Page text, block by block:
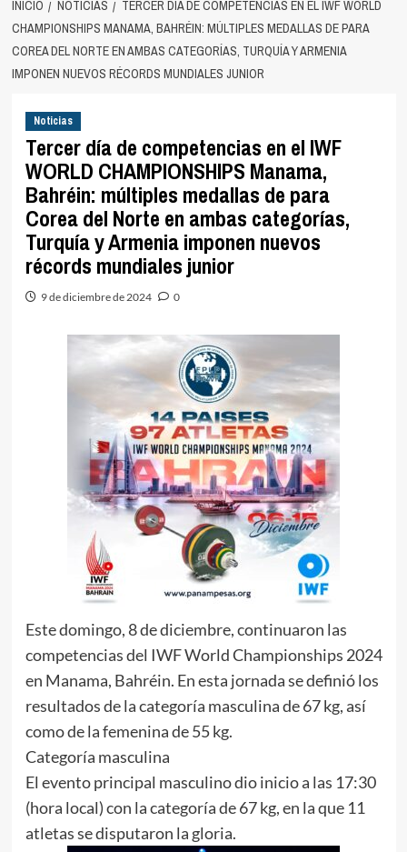
INICIO NOTICIAS
TERCER DÍA DE COMPETENCIAS EN EL IWF WORLD
CHAMPIONSHIPS MANAMA, BAHRÉIN: MÚLTIPLES MEDALLAS DE PARA
COREA DEL NORTE EN AMBAS CATEGORÍAS, TURQUÍA Y ARMENIA
IMPONEN NUEVOS RÉCORDS MUNDIALES JUNIOR
Noticias
Tercer día de competencias en el IWF
WORLD CHAMPIONSHIPS Manama,
Bahréin: múltiples medallas de para
Corea del Norte en ambas categorías,
Turquía y Armenia imponen nuevos
récords mundiales junior
9 de diciembre de 2024 0
Este domingo, 8 de diciembre, continuaron las
competencias del IWF World Championships 2024
en Manama, Bahréin. En esta jornada se definió los
resultados de la categoría masculina de 67 kg, así
como de la femenina de 55 kg.
Categoría masculina
El evento principal masculino dio inicio a las 17:30
(hora local) con la categoría de 67 kg, en la que 11
atletas se disputaron la gloria.